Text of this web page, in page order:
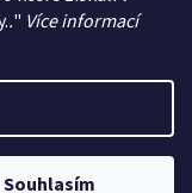
." Více informací
Souhlasím
práva vyhrazena.